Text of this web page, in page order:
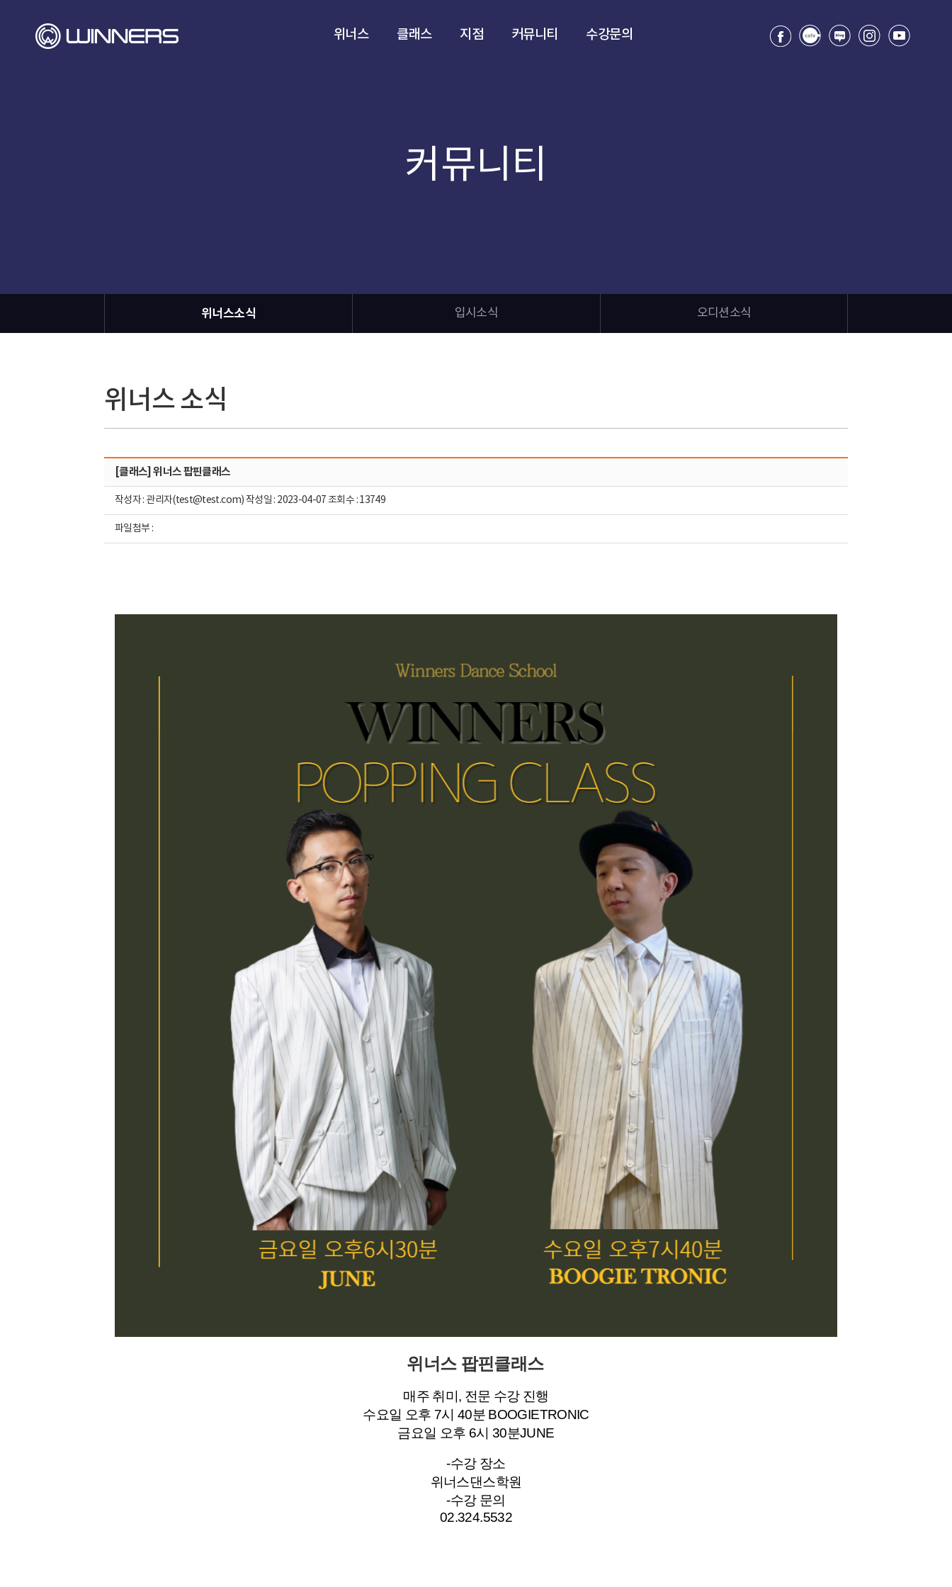
위너스 클래스 지점 커뮤니티 수강문의
커뮤니티
위너스소식 입시소식 오디션소식
위너스 소식
[클래스] 위너스 팝핀클래스
작성자 : 관리자(test@test.com) 작성일 : 2023-04-07 조회수 : 13749
파일첨부 :
위너스 팝핀클래스
매주 취미, 전문 수강 진행
수요일 오후 7시 40분 BOOGIETRONIC
금요일 오후 6시 30분JUNE
-수강 장소
위너스댄스학원
-수강 문의
02.324.5532